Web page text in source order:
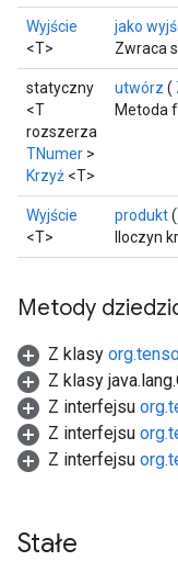
Wyjście
<T>
jako
Zwraca
statyczny
<T
rozszerza
TNumer >
Krzyż <T>
utwórz (
Metoda
Wyjście
<T>
produkt
Iloczyn
Metody
Z klasy
Z klasy
Z interfejsu
Z interfejsu
Z interfejsu
Stałe